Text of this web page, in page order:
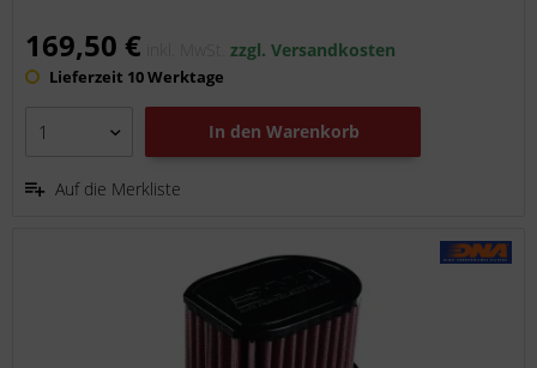
169,50 € inkl. MwSt.zzgl. Versandkosten
Lieferzeit 10 Werktage
In den Warenkorb
Auf die Merkliste